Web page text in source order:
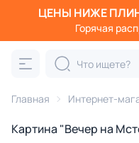
ЦЕНЫ НИЖЕ
Горячая
Главная Интернет-
Картина "Вечер на